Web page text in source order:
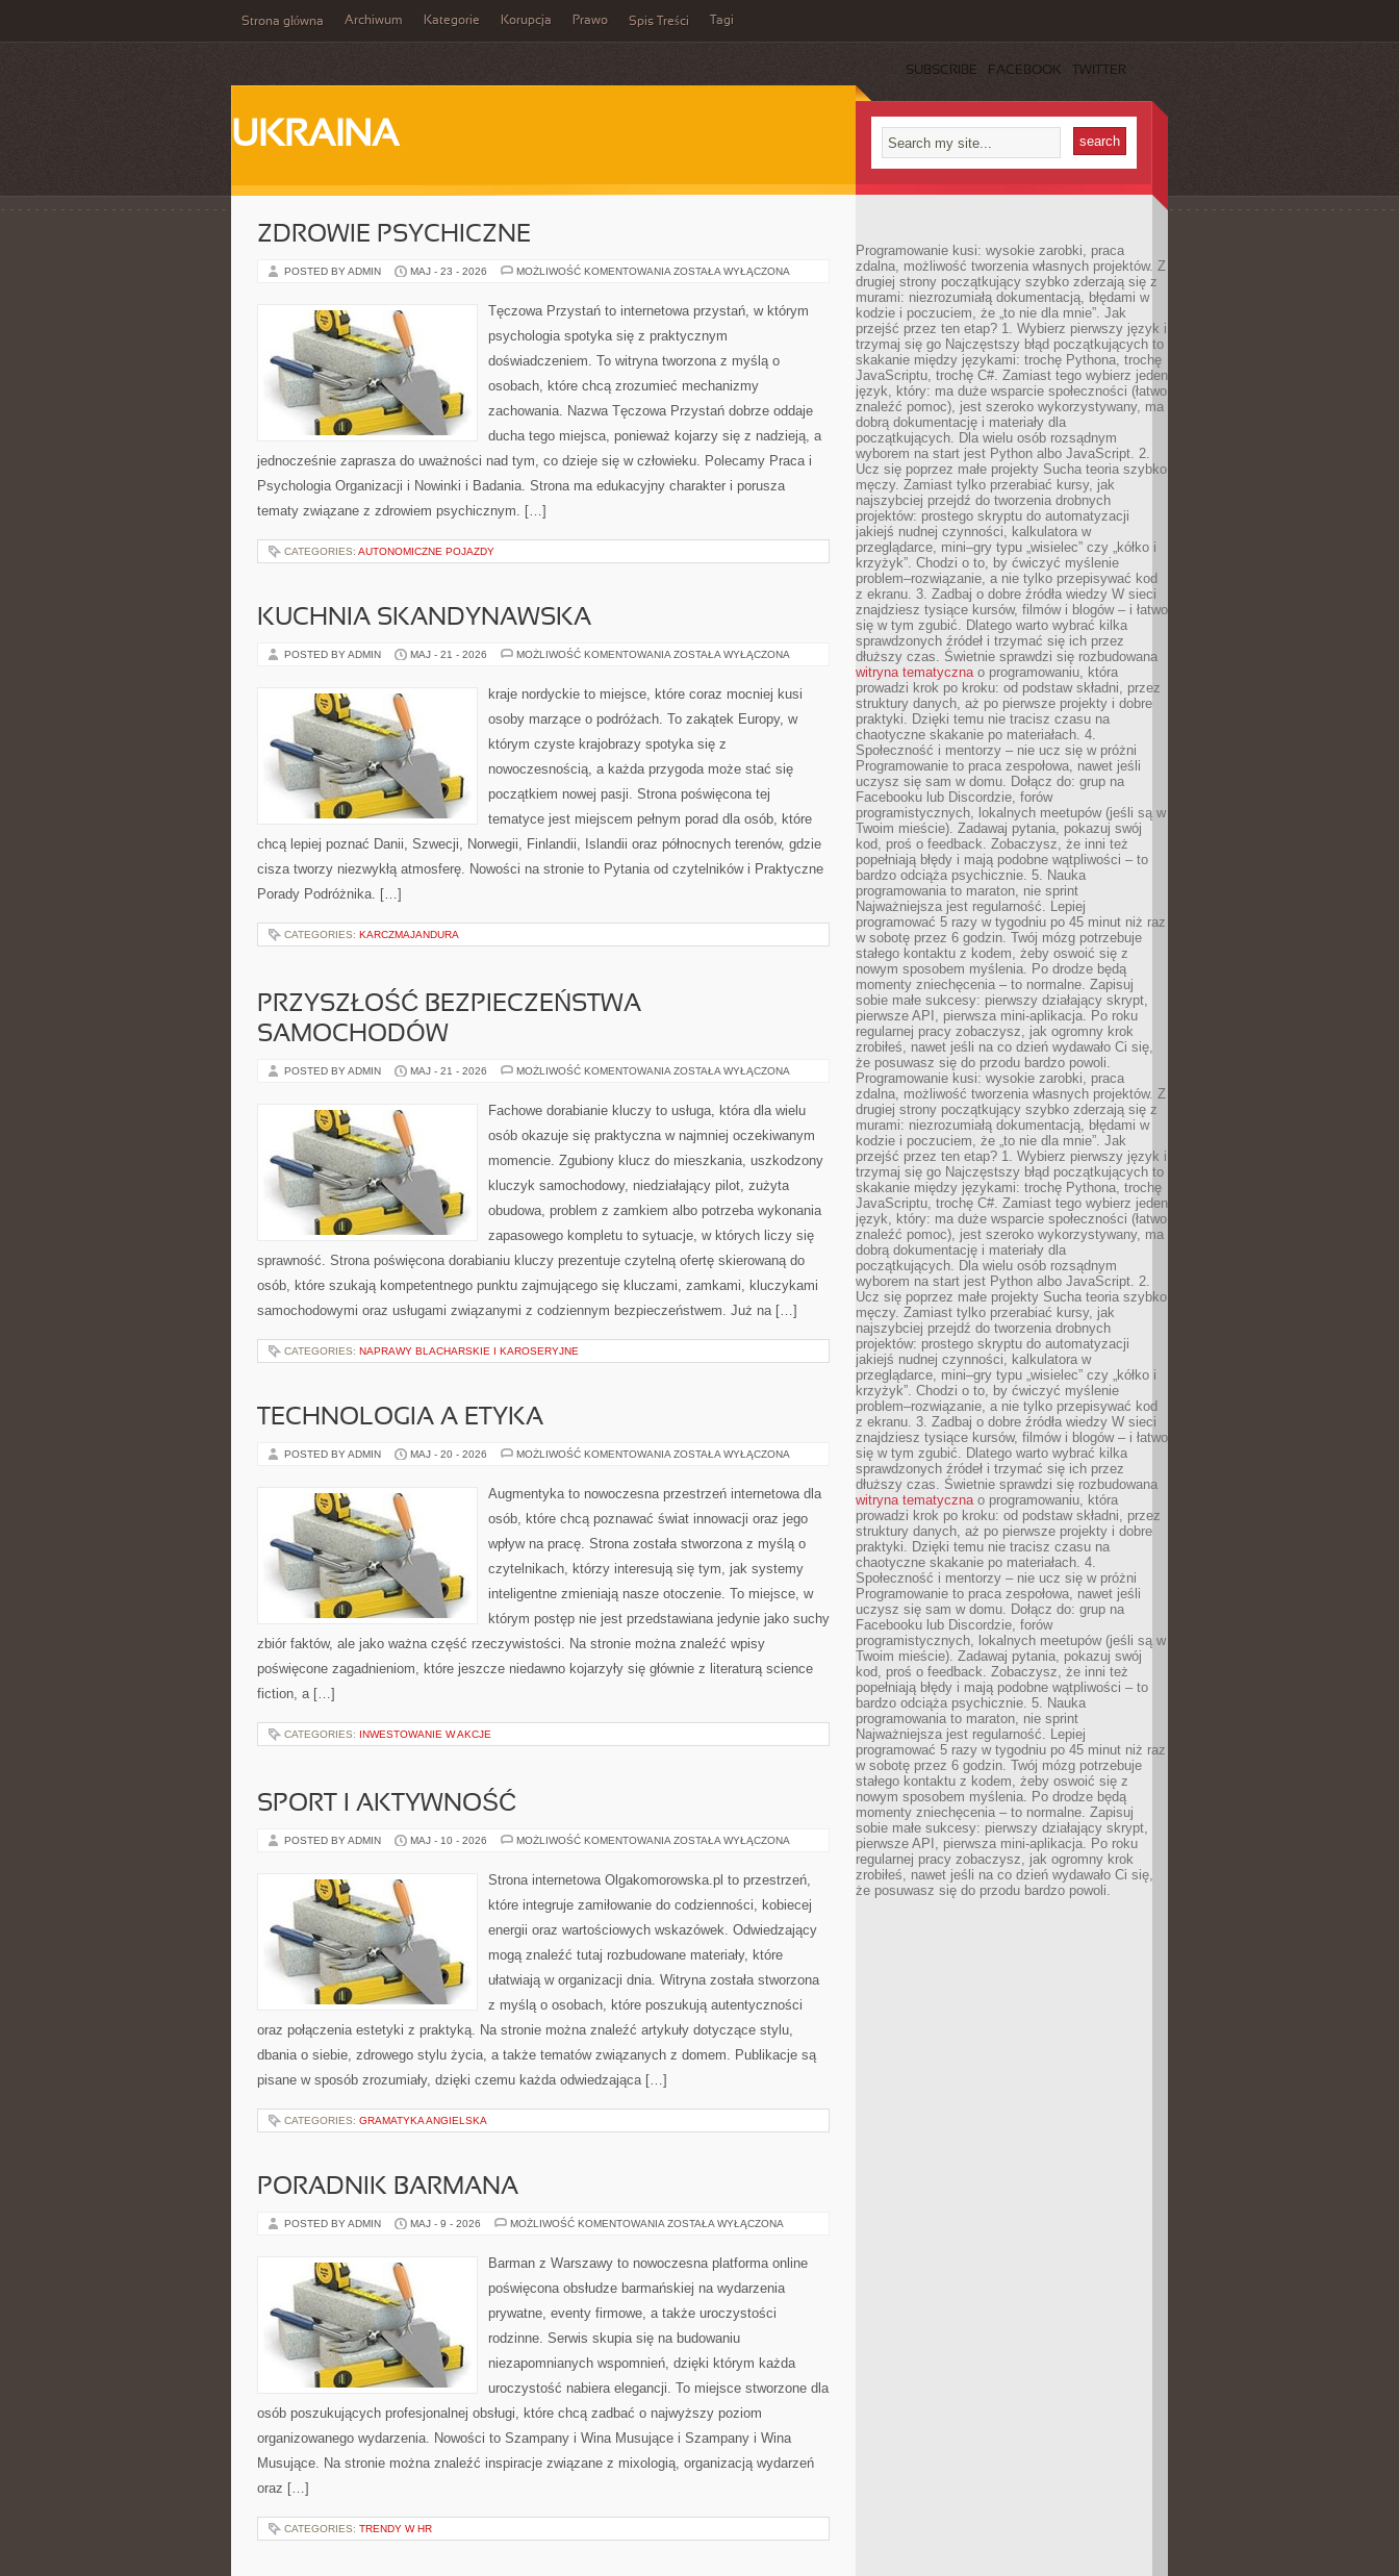
Strona główna Archiwum Kategorie Korupcja Prawo Spis Treści Tagi
SUBSCRIBE FACEBOOK TWITTER
UKRAINA
ZDROWIE PSYCHICZNE
POSTED BY ADMIN MAJ - 23 - 2026 MOŻLIWOŚĆ KOMENTOWANIA ZDROWIE
ZOSTAŁA WYŁĄCZONA
Tęczowa Przystań to internetowa przystań, w którym
psychologia spotyka się z praktycznym
doświadczeniem. To witryna tworzona z myślą o
osobach, które chcą zrozumieć mechanizmy
zachowania. Nazwa Tęczowa Przystań dobrze oddaje
ducha tego miejsca, ponieważ kojarzy się z nadzieją, a
jednocześnie zaprasza do uważności nad tym, co dzieje się w człowieku. Polecamy Praca i
Psychologia Organizacji i Nowinki i Badania. Strona ma edukacyjny charakter i porusza
tematy związane z zdrowiem psychicznym. […]
CATEGORIES: AUTONOMICZNE POJAZDY
KUCHNIA SKANDYNAWSKA
POSTED BY ADMIN MAJ - 21 - 2026 MOŻLIWOŚĆ KOMENTOWANIA KUCHNIA
ZOSTAŁA WYŁĄCZONA
kraje nordyckie to miejsce, które coraz mocniej kusi
osoby marzące o podróżach. To zakątek Europy, w
którym czyste krajobrazy spotyka się z
nowoczesnością, a każda przygoda może stać się
początkiem nowej pasji. Strona poświęcona tej
tematyce jest miejscem pełnym porad dla osób, które
chcą lepiej poznać Danii, Szwecji, Norwegii, Finlandii, Islandii oraz północnych terenów, gdzie
cisza tworzy niezwykłą atmosferę. Nowości na stronie to Pytania od czytelników i Praktyczne
Porady Podróżnika. […]
CATEGORIES: KARCZMAJANDURA
PRZYSZŁOŚĆ BEZPIECZEŃSTWA
SAMOCHODÓW
POSTED BY ADMIN MAJ - 21 - 2026 MOŻLIWOŚĆ KOMENTOWANIA PRZYSZŁOŚĆ
ZOSTAŁA WYŁĄCZONA
Fachowe dorabianie kluczy to usługa, która dla wielu
osób okazuje się praktyczna w najmniej oczekiwanym
momencie. Zgubiony klucz do mieszkania, uszkodzony
kluczyk samochodowy, niedziałający pilot, zużyta
obudowa, problem z zamkiem albo potrzeba wykonania
zapasowego kompletu to sytuacje, w których liczy się
sprawność. Strona poświęcona dorabianiu kluczy prezentuje czytelną ofertę skierowaną do
osób, które szukają kompetentnego punktu zajmującego się kluczami, zamkami, kluczykami
samochodowymi oraz usługami związanymi z codziennym bezpieczeństwem. Już na […]
CATEGORIES: NAPRAWY BLACHARSKIE I KAROSERYJNE
TECHNOLOGIA A ETYKA
POSTED BY ADMIN MAJ - 20 - 2026 MOŻLIWOŚĆ KOMENTOWANIA TECHNOLOGIA
ZOSTAŁA WYŁĄCZONA
Augmentyka to nowoczesna przestrzeń internetowa dla
osób, które chcą poznawać świat innowacji oraz jego
wpływ na pracę. Strona została stworzona z myślą o
czytelnikach, którzy interesują się tym, jak systemy
inteligentne zmieniają nasze otoczenie. To miejsce, w
którym postęp nie jest przedstawiana jedynie jako suchy
zbiór faktów, ale jako ważna część rzeczywistości. Na stronie można znaleźć wpisy
poświęcone zagadnieniom, które jeszcze niedawno kojarzyły się głównie z literaturą science
fiction, a […]
CATEGORIES: INWESTOWANIE W AKCJE
SPORT I AKTYWNOŚĆ
POSTED BY ADMIN MAJ - 10 - 2026 MOŻLIWOŚĆ KOMENTOWANIA SPORT
ZOSTAŁA WYŁĄCZONA
Strona internetowa Olgakomorowska.pl to przestrzeń,
które integruje zamiłowanie do codzienności, kobiecej
energii oraz wartościowych wskazówek. Odwiedzający
mogą znaleźć tutaj rozbudowane materiały, które
ułatwiają w organizacji dnia. Witryna została stworzona
z myślą o osobach, które poszukują autentyczności
oraz połączenia estetyki z praktyką. Na stronie można znaleźć artykuły dotyczące stylu,
dbania o siebie, zdrowego stylu życia, a także tematów związanych z domem. Publikacje są
pisane w sposób zrozumiały, dzięki czemu każda odwiedzająca […]
CATEGORIES: GRAMATYKA ANGIELSKA
PORADNIK BARMANA
POSTED BY ADMIN MAJ - 9 - 2026 MOŻLIWOŚĆ KOMENTOWANIA PORADNIK
ZOSTAŁA WYŁĄCZONA
Barman z Warszawy to nowoczesna platforma online
poświęcona obsłudze barmańskiej na wydarzenia
prywatne, eventy firmowe, a także uroczystości
rodzinne. Serwis skupia się na budowaniu
niezapomnianych wspomnień, dzięki którym każda
uroczystość nabiera elegancji. To miejsce stworzone dla
osób poszukujących profesjonalnej obsługi, które chcą zadbać o najwyższy poziom
organizowanego wydarzenia. Nowości to Szampany i Wina Musujące i Szampany i Wina
Musujące. Na stronie można znaleźć inspiracje związane z mixologią, organizacją wydarzeń
oraz […]
CATEGORIES: TRENDY W HR
Programowanie kusi: wysokie zarobki, praca
zdalna, możliwość tworzenia własnych projektów. Z
drugiej strony początkujący szybko zderzają się z
murami: niezrozumiałą dokumentacją, błędami w
kodzie i poczuciem, że „to nie dla mnie”. Jak
przejść przez ten etap? 1. Wybierz pierwszy język i
trzymaj się go Najczęstszy błąd początkujących to
skakanie między językami: trochę Pythona, trochę
JavaScriptu, trochę C#. Zamiast tego wybierz jeden
język, który: ma duże wsparcie społeczności (łatwo
znaleźć pomoc), jest szeroko wykorzystywany, ma
dobrą dokumentację i materiały dla
początkujących. Dla wielu osób rozsądnym
wyborem na start jest Python albo JavaScript. 2.
Ucz się poprzez małe projekty Sucha teoria szybko
męczy. Zamiast tylko przerabiać kursy, jak
najszybciej przejdź do tworzenia drobnych
projektów: prostego skryptu do automatyzacji
jakiejś nudnej czynności, kalkulatora w
przeglądarce, mini–gry typu „wisielec” czy „kółko i
krzyżyk”. Chodzi o to, by ćwiczyć myślenie
problem–rozwiązanie, a nie tylko przepisywać kod
z ekranu. 3. Zadbaj o dobre źródła wiedzy W sieci
znajdziesz tysiące kursów, filmów i blogów – i łatwo
się w tym zgubić. Dlatego warto wybrać kilka
sprawdzonych źródeł i trzymać się ich przez
dłuższy czas. Świetnie sprawdzi się rozbudowana
witryna tematycznao programowaniu, która
prowadzi krok po kroku: od podstaw składni, przez
struktury danych, aż po pierwsze projekty i dobre
praktyki. Dzięki temu nie tracisz czasu na
chaotyczne skakanie po materiałach. 4.
Społeczność i mentorzy – nie ucz się w próżni
Programowanie to praca zespołowa, nawet jeśli
uczysz się sam w domu. Dołącz do: grup na
Facebooku lub Discordzie, forów
programistycznych, lokalnych meetupów (jeśli są w
Twoim mieście). Zadawaj pytania, pokazuj swój
kod, proś o feedback. Zobaczysz, że inni też
popełniają błędy i mają podobne wątpliwości – to
bardzo odciąża psychicznie. 5. Nauka
programowania to maraton, nie sprint
Najważniejsza jest regularność. Lepiej
programować 5 razy w tygodniu po 45 minut niż raz
w sobotę przez 6 godzin. Twój mózg potrzebuje
stałego kontaktu z kodem, żeby oswoić się z
nowym sposobem myślenia. Po drodze będą
momenty zniechęcenia – to normalne. Zapisuj
sobie małe sukcesy: pierwszy działający skrypt,
pierwsze API, pierwsza mini-aplikacja. Po roku
regularnej pracy zobaczysz, jak ogromny krok
zrobiłeś, nawet jeśli na co dzień wydawało Ci się,
że posuwasz się do przodu bardzo powoli.
Programowanie kusi: wysokie zarobki, praca
zdalna, możliwość tworzenia własnych projektów. Z
drugiej strony początkujący szybko zderzają się z
murami: niezrozumiałą dokumentacją, błędami w
kodzie i poczuciem, że „to nie dla mnie”. Jak
przejść przez ten etap? 1. Wybierz pierwszy język i
trzymaj się go Najczęstszy błąd początkujących to
skakanie między językami: trochę Pythona, trochę
JavaScriptu, trochę C#. Zamiast tego wybierz jeden
język, który: ma duże wsparcie społeczności (łatwo
znaleźć pomoc), jest szeroko wykorzystywany, ma
dobrą dokumentację i materiały dla
początkujących. Dla wielu osób rozsądnym
wyborem na start jest Python albo JavaScript. 2.
Ucz się poprzez małe projekty Sucha teoria szybko
męczy. Zamiast tylko przerabiać kursy, jak
najszybciej przejdź do tworzenia drobnych
projektów: prostego skryptu do automatyzacji
jakiejś nudnej czynności, kalkulatora w
przeglądarce, mini–gry typu „wisielec” czy „kółko i
krzyżyk”. Chodzi o to, by ćwiczyć myślenie
problem–rozwiązanie, a nie tylko przepisywać kod
z ekranu. 3. Zadbaj o dobre źródła wiedzy W sieci
znajdziesz tysiące kursów, filmów i blogów – i łatwo
się w tym zgubić. Dlatego warto wybrać kilka
sprawdzonych źródeł i trzymać się ich przez
dłuższy czas. Świetnie sprawdzi się rozbudowana
witryna tematycznao programowaniu, która
prowadzi krok po kroku: od podstaw składni, przez
struktury danych, aż po pierwsze projekty i dobre
praktyki. Dzięki temu nie tracisz czasu na
chaotyczne skakanie po materiałach. 4.
Społeczność i mentorzy – nie ucz się w próżni
Programowanie to praca zespołowa, nawet jeśli
uczysz się sam w domu. Dołącz do: grup na
Facebooku lub Discordzie, forów
programistycznych, lokalnych meetupów (jeśli są w
Twoim mieście). Zadawaj pytania, pokazuj swój
kod, proś o feedback. Zobaczysz, że inni też
popełniają błędy i mają podobne wątpliwości – to
bardzo odciąża psychicznie. 5. Nauka
programowania to maraton, nie sprint
Najważniejsza jest regularność. Lepiej
programować 5 razy w tygodniu po 45 minut niż raz
w sobotę przez 6 godzin. Twój mózg potrzebuje
stałego kontaktu z kodem, żeby oswoić się z
nowym sposobem myślenia. Po drodze będą
momenty zniechęcenia – to normalne. Zapisuj
sobie małe sukcesy: pierwszy działający skrypt,
pierwsze API, pierwsza mini-aplikacja. Po roku
regularnej pracy zobaczysz, jak ogromny krok
zrobiłeś, nawet jeśli na co dzień wydawało Ci się,
że posuwasz się do przodu bardzo powoli.